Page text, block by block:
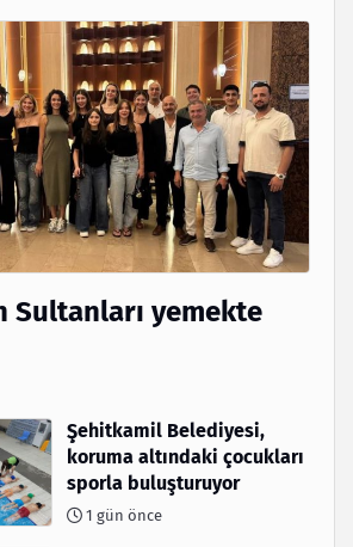
Sultanları yemekte
Şehitkamil Belediyesi,
koruma altındaki çocukları
sporla buluşturuyor
1 gün önce